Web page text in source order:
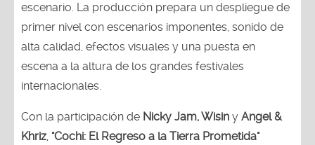
escenario. La producción prepara un despliegue de
primer nivel con escenarios imponentes, sonido de
alta calidad, efectos visuales y una puesta en
escena a la altura de los grandes festivales
internacionales.
Con la participación de Nicky Jam, Wisin y Angel &
Khriz, "Cochi: El Regreso a la Tierra Prometida"